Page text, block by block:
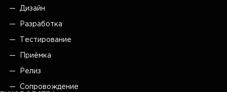
Дизайн
Разработка
Тестирование
Приёмка
Релиз
Сопровождение